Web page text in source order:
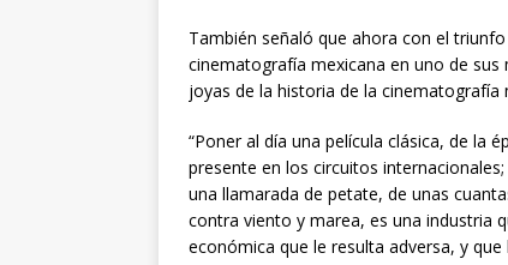
También señaló que ahora con el
cinematografía mexicana en uno de
joyas de la historia de la cinematografía
“Poner al día una película clásica, de la
presente en los circuitos
una llamarada de petate, de unas
contra viento y marea, es una industria
económica que le resulta adversa, y